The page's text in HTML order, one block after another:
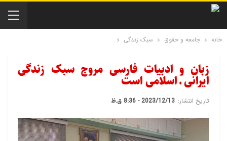
خانه جامعه و حقوق سبک زندگی
زبان و ادبیات فارسی مروج سبک زندگی
ایرانی ـ اسلامی است
تاریخ انتشار: 2023/12/13 - 8:36 ق.ظ